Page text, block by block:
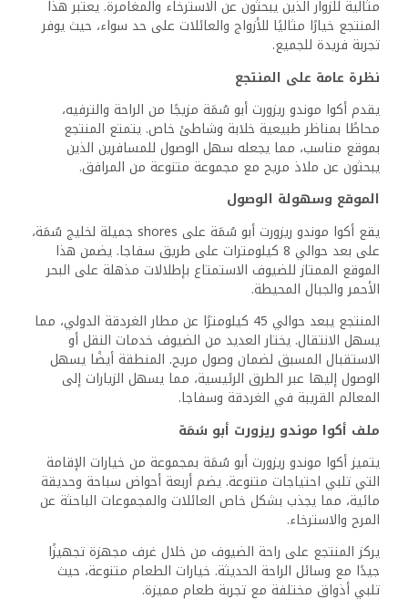
مثالية للزوار الذين يبحثون عن الاسترخاء والمغامرة. يعتبر هذا
المنتجع خيارًا مثاليًا للأزواج والعائلات على حد سواء، حيث يوفر
تجربة فريدة للجميع.
نظرة عامة على المنتجع
يقدم أكوا موندو ريزورت أبو سُمَة مزيجًا من الراحة والترفيه،
محاطًا بمناظر طبيعية خلابة وشاطئ خاص. يتمتع المنتجع
بموقع مناسب، مما يجعله سهل الوصول للمسافرين الذين
يبحثون عن ملاذ مريح مع مجموعة متنوعة من المرافق.
الموقع وسهولة الوصول
يقع أكوا موندو ريزورت أبو سُمَة على shores جميلة لخليج سُمَة،
على بعد حوالي 8 كيلومترات على طريق سفاجا. يضمن هذا
الموقع الممتاز للضيوف الاستمتاع بإطلالات مذهلة على البحر
الأحمر والجبال المحيطة.
المنتجع يبعد حوالي 45 كيلومترًا عن مطار الغردقة الدولي، مما
يسهل الانتقال. يختار العديد من الضيوف خدمات النقل أو
الاستقبال المسبق لضمان وصول مريح. المنطقة أيضًا يسهل
الوصول إليها عبر الطرق الرئيسية، مما يسهل الزيارات إلى
المعالم القريبة في الغردقة وسفاجا.
ملف أكوا موندو ريزورت أبو سُمَة
يتميز أكوا موندو ريزورت أبو سُمَة بمجموعة من خيارات الإقامة
التي تلبي احتياجات متنوعة. يضم أربعة أحواض سباحة وحديقة
مائية، مما يجذب بشكل خاص العائلات والمجموعات الباحثة عن
المرح والاسترخاء.
يركز المنتجع على راحة الضيوف من خلال غرف مجهزة تجهيزًا
جيدًا مع وسائل الراحة الحديثة. خيارات الطعام متنوعة، حيث
تلبي أذواق مختلفة مع تجربة طعام مميزة.